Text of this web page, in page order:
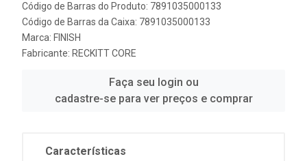
Código de Barras do Produto: 7891035000133
Código de Barras da Caixa: 7891035000133
Marca: FINISH
Fabricante: RECKITT CORE
Faça seu login ou
cadastre-se para ver preços e comprar
Características